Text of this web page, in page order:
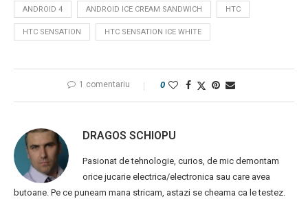
ANDROID 4 ANDROID ICE CREAM SANDWICH HTC
HTC SENSATION HTC SENSATION ICE WHITE
1 comentariu 0
DRAGOS SCHIOPU
Pasionat de tehnologie, curios, de mic demontam
orice jucarie electrica/electronica sau care avea
butoane. Pe ce puneam mana stricam, astazi se cheama ca le testez.